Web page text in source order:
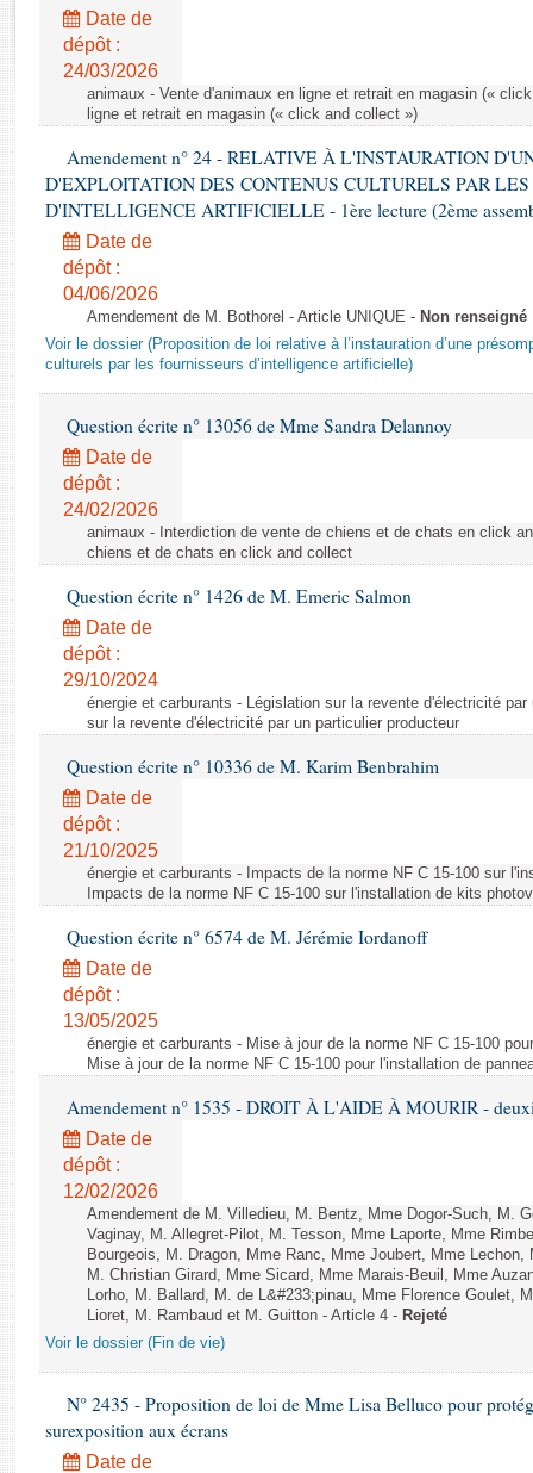
Rapports législatifs
Rapports sur l'application des lois
Baromètre de l’application des lois
Dossiers législatifs
Budget et sécurité sociale
Questions écrites et orales
Comptes rendus des débats
Date de
dépôt :
24/03/2026
animaux - Vente d'animaux en ligne et retrait en magasin («
ligne et retrait en magasin (« click and collect »)
Amendement n° 24 - RELATIVE À L'INSTAURATION
D'EXPLOITATION DES CONTENUS CULTURELS PAR LES
D'INTELLIGENCE ARTIFICIELLE - 1ère lecture (2ème
Date de
dépôt :
04/06/2026
Amendement de M. Bothorel - Article UNIQUE - Non renseigné
Voir le dossier (Proposition de loi relative à l’instauration d’une
culturels par les fournisseurs d’intelligence artificielle)
Question écrite n° 13056 de Mme Sandra Delannoy
Date de
dépôt :
24/02/2026
animaux - Interdiction de vente de chiens et de chats en click
chiens et de chats en click and collect
Question écrite n° 1426 de M. Emeric Salmon
Date de
dépôt :
29/10/2024
énergie et carburants - Législation sur la revente d'électricité
sur la revente d'électricité par un particulier producteur
Question écrite n° 10336 de M. Karim Benbrahim
Date de
dépôt :
21/10/2025
énergie et carburants - Impacts de la norme NF C 15-100 sur
Impacts de la norme NF C 15-100 sur l'installation de kits
Question écrite n° 6574 de M. Jérémie Iordanoff
Date de
dépôt :
13/05/2025
énergie et carburants - Mise à jour de la norme NF C 15-100
Mise à jour de la norme NF C 15-100 pour l'installation de
Amendement n° 1535 - DROIT À L'AIDE À MOURIR -
Date de
dépôt :
12/02/2026
Amendement de M. Villedieu, M. Bentz, Mme Dogor-Such, M.
Vaginay, M. Allegret-Pilot, M. Tesson, Mme Laporte, Mme
Bourgeois, M. Dragon, Mme Ranc, Mme Joubert, Mme
M. Christian Girard, Mme Sicard, Mme Marais-Beuil, Mme
Lorho, M. Ballard, M. de L&#233;pinau, Mme Florence Goulet,
Lioret, M. Rambaud et M. Guitton - Article 4 - Rejeté
Voir le dossier (Fin de vie)
N° 2435 - Proposition de loi de Mme Lisa Belluco pour
surexposition aux écrans
Date de